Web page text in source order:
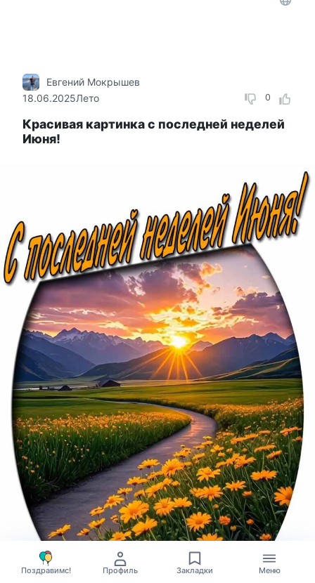
0
Евгений Мокрышев
18.06.2025Лето
Красивая картинка с последней неделей
Июня!
Поздравимс! Профиль Закладки Меню